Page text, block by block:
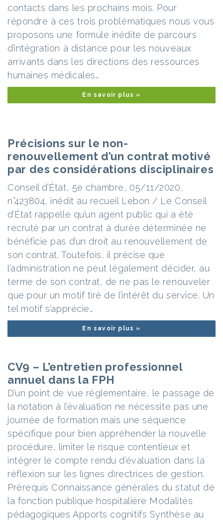
contacts dans les prochains mois. Pour
répondre à ces trois problématiques nous vous
proposons une formule inédite de parcours
d’intégration à distance pour les nouveaux
arrivants dans les directions des ressources
humaines médicales…
En savoir plus »
Précisions sur le non-
renouvellement d’un contrat motivé
par des considérations disciplinaires
Conseil d’État, 5e chambre, 05/11/2020,
n°423804, inédit au recueil Lebon / Le Conseil
d’État rappelle qu’un agent public qui a été
recruté par un contrat à durée déterminée ne
bénéficie pas d’un droit au renouvellement de
son contrat. Toutefois, il précise que
l’administration ne peut légalement décider, au
terme de son contrat, de ne pas le renouveler
que pour un motif tiré de l’intérêt du service. Un
tel motif s’apprécie…
En savoir plus »
CV9 – L’entretien professionnel
annuel dans la FPH
D’un point de vue réglementaire, le passage de
la notation à l’évaluation ne nécessite pas une
journée de formation mais une séquence
spécifique pour bien appréhender la nouvelle
procédure, limiter le risque contentieux et
intégrer le compte rendu d’évaluation dans la
réflexion sur les lignes directrices de gestion.
Prérequis Connaissance générales du statut de
la fonction publique hospitalière Modalités
pédagogiques Apports cognitifs Synthèse au